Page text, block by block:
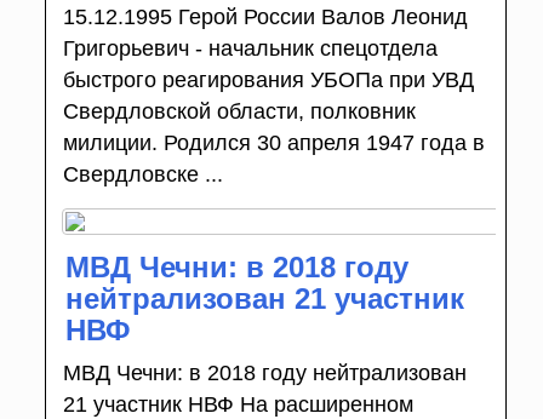
15.12.1995 Герой России Валов Леонид
Григорьевич - начальник спецотдела
быстрого реагирования УБОПа при УВД
Свердловской области, полковник
милиции. Родился 30 апреля 1947 года в
Свердловске ...
МВД Чечни: в 2018 году
нейтрализован 21 участник
НВФ
МВД Чечни: в 2018 году нейтрализован
21 участник НВФ На расширенном